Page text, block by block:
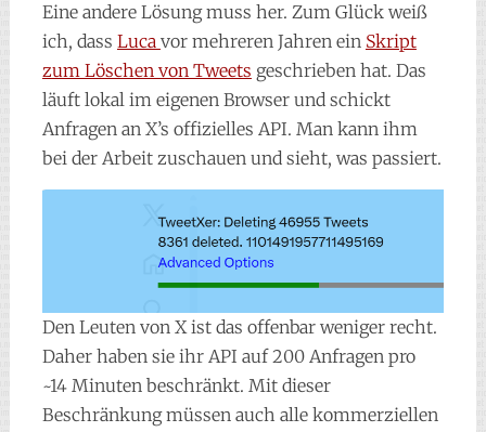
Eine andere Lösung muss her. Zum Glück weiß
ich, dass Luca vor mehreren Jahren ein Skript
zum Löschen von Tweets geschrieben hat. Das
läuft lokal im eigenen Browser und schickt
Anfragen an X’s offizielles API. Man kann ihm
bei der Arbeit zuschauen und sieht, was passiert.
Den Leuten von X ist das offenbar weniger recht.
Daher haben sie ihr API auf 200 Anfragen pro
~14 Minuten beschränkt. Mit dieser
Beschränkung müssen auch alle kommerziellen